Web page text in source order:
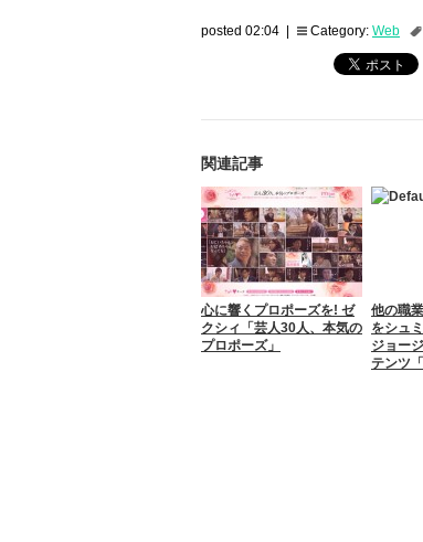
posted 02:04 | Category: Web
関連記事
心に響くプロポーズを! ゼ
クシィ「芸人30人、本気の
プロポーズ」
他の職
をシュ
ジョー
テンツ